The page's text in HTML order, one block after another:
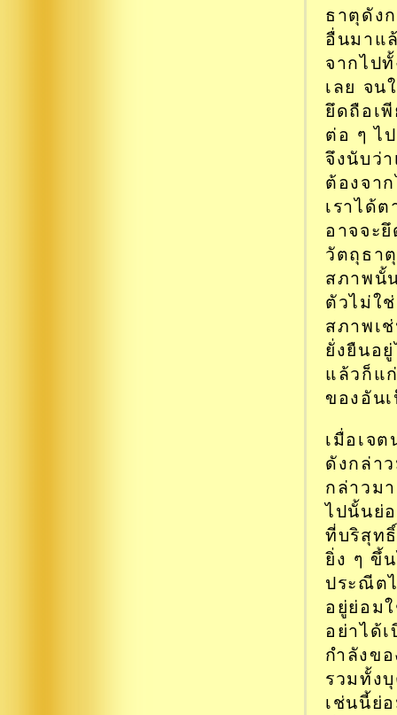
ธาตุดัง
อื่นมาแ
จากไป
เลย จน
ยึดถือเ
ต่อ ๆ ไ
จึงนับว่
ต้องจา
เราได้
อาจจะ
วัตถุธา
สภาพนั้
ตัวไม่ใ
สภาพเ
ยั่งยืนอ
แล้วก็แ
ของอัน
เมื่อเจ
ดังกล่า
กล่าวม
ไปนั้นย่
ที่บริสุท
ยิ่ง ๆ ขึ้
ประณีต
อยู่ย่อม
อย่าได้
กำลังข
รวมทั้ง
เช่นนี้ย่